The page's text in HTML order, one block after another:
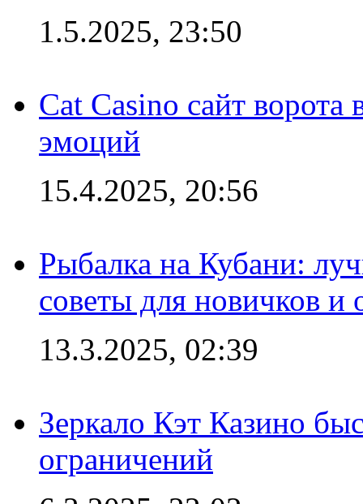
1.5.2025, 23:50
Cat Casino сайт
эмоций
15.4.2025, 20:56
Рыбалка на Кубани:
советы для новичков
13.3.2025, 02:39
Зеркало Кэт Казино
ограничений